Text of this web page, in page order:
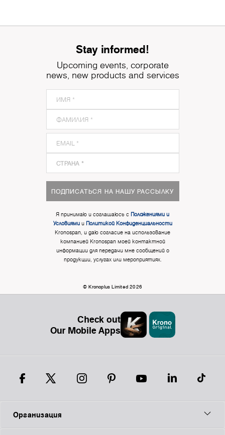
Stay informed!
Upcoming events, corporate
news, new products and services
ПОДПИСАТЬСЯ НА НАШУ РАССЫЛКУ
Я принимаю и соглашаюсь с Положениями и
Условиямии Политикой Конфиденциальности
Kronospan, и даю согласие на использование
компанией Kronospan моей контактной
информации для передачи мне сообщений о
продукции, услугах или мероприятиях.
© Kronoplus Limited 2026
Check out
Our Mobile Apps
Организация